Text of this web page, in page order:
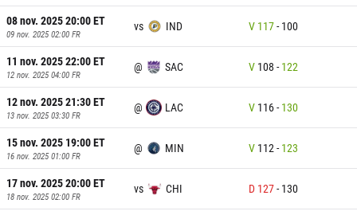
08 nov. 2025 20:00ET
09 nov. 2025 02:00 FR
vs IND V 117- 100
11 nov. 2025 22:00ET
12 nov. 2025 04:00 FR
@ SAC V 108 - 122
12 nov. 2025 21:30ET
13 nov. 2025 03:30 FR
@ LAC V 116- 130
15 nov. 2025 19:00ET
16 nov. 2025 01:00 FR
@ MIN V 112- 123
17 nov. 2025 20:00ET
18 nov. 2025 02:00 FR
vs CHI D 127- 130